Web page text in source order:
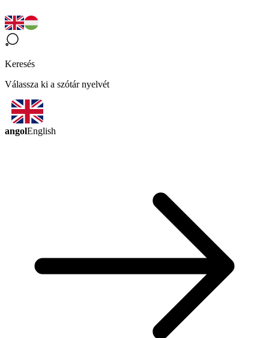
Keresés
Válassza ki a szótár nyelvét
angolEnglish